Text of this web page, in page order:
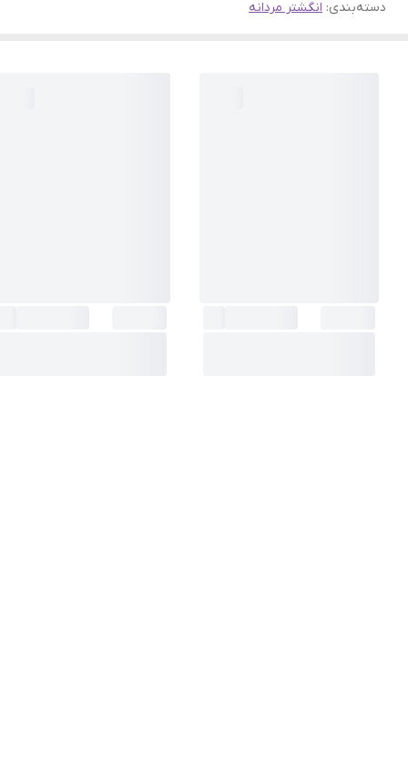
دسته‌بندی: انگشتر مردانه